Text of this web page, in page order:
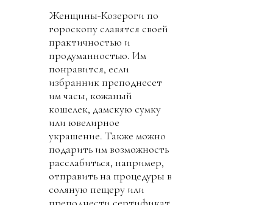
Женщины-Козероги по
гороскопу славятся своей
практичностью и
продуманностью. Им
понравится, если
избранник преподнесет
им часы, кожаный
кошелек, дамскую сумку
или ювелирное
украшение. Также можно
подарить им возможность
расслабиться, например,
отправить на процедуры в
соляную пещеру или